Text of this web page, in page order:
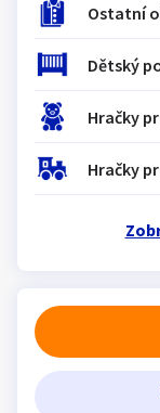
Ostatní
Dětský
Hračky
Hračky
Km
Celá ČR
Hlavní město
Jihomoravský kraj
Stáří inzerátu
Klíčové slovo:
Lokalita: